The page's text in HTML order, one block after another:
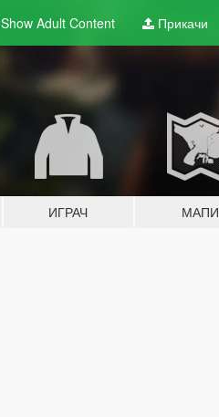
Show Adult Content Прикачи
ИГРАЧ МАПИ